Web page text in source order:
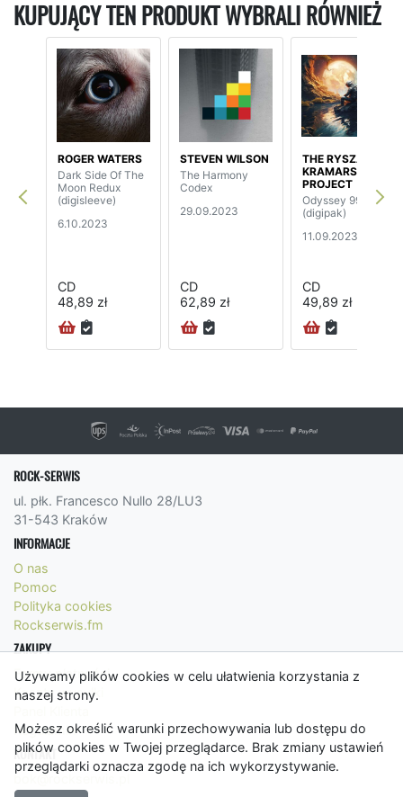
Używamy plików cookies w celu ułatwienia korzystania z
naszej strony.
Możesz określić warunki przechowywania lub dostępu do
plików cookies w Twojej przeglądarce. Brak zmiany ustawień
przeglądarki oznacza zgodę na ich wykorzystywanie.
KUPUJĄCY TEN PRODUKT WYBRALI RÓWNIEŻ
ROGER WATERS
Dark Side Of The
Moon Redux
(digisleeve)
6.10.2023
CD
48,89 zł
STEVEN WILSON
The Harmony
Codex
29.09.2023
CD
62,89 zł
THE RYSZARD
KRAMARSKI
PROJECT
Odyssey 9999
(digipak)
11.09.2023
CD
49,89 zł
ROCK-SERWIS
ul. płk. Francesco Nullo 28/LU3
31-543 Kraków
INFORMACJE
O nas
Pomoc
Polityka cookies
Rockserwis.fm
ZAKUPY
Formy płatności
Koszty wysyłki
Regulamin
KONTAKT
bok@rockserwis.pl